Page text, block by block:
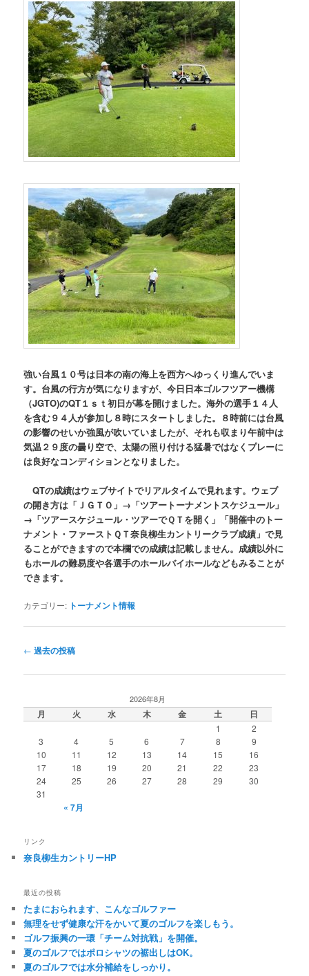
強い台風１０号は日本の南の海上を西方へゆっくり進んでいま
す。台風の行方が気になりますが、今日日本ゴルフツアー機構
（JGTO)のQT１ｓｔ初日が幕を開けました。海外の選手１４人
を含む９４人が参加し８時にスタートしました。８時前には台風
の影響のせいか強風が吹いていましたが、それも収まり午前中は
気温２９度の曇り空で、太陽の照り付ける猛暑ではなくプレーに
は良好なコンディションとなりました。
QTの成績はウェブサイトでリアルタイムで見れます。ウェブ
の開き方は「ＪＧＴＯ」→「ツアートーナメントスケジュール」
→「ツアースケジュール・ツアーでＱＴを開く」「開催中のトー
ナメント・ファーストＱＴ奈良柳生カントリークラブ成績」で見
ることができますので本欄での成績は記載しません。成績以外に
もホールの難易度や各選手のホールバイホールなどもみることが
できます。
カテゴリー: トーナメント情報
投
ナ
ゲ
ー
← 過去の投稿
2026年8月
月 火 水 木 金 土 日
1
2
3
4 5 6 7 8
9
10
11 12 13 14 15
16
17
18 19 20 21 22
23
24
25 26 27 28 29
30
31
« 7月
リンク
奈良柳生カントリーHP
最近の投稿
たまにおられます、こんなゴルファー
無理をせず健康な汗をかいて夏のゴルフを楽しもう。
ゴルフ振興の一環「チーム対抗戦」を開催。
夏のゴルフではポロシャツの裾出しはOK。
夏のゴルフでは水分補給をしっかり。